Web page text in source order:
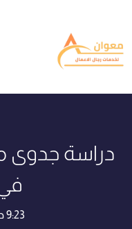
دراسة جدوى
9:23 ص